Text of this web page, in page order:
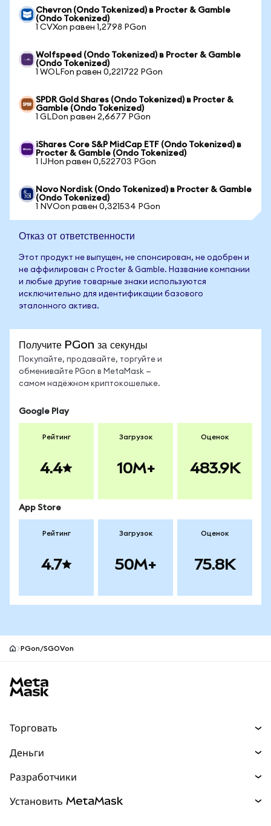
Chevron (Ondo Tokenized) в Procter & Gamble
(Ondo Tokenized)
1 CVXon равен 1,2798 PGon
Wolfspeed (Ondo Tokenized) в Procter & Gamble
(Ondo Tokenized)
1 WOLFon равен 0,221722 PGon
SPDR Gold Shares (Ondo Tokenized) в Procter &
Gamble (Ondo Tokenized)
1 GLDon равен 2,6677 PGon
iShares Core S&P MidCap ETF (Ondo Tokenized) в
Procter & Gamble (Ondo Tokenized)
1 IJHon равен 0,522703 PGon
Novo Nordisk (Ondo Tokenized) в Procter & Gamble
(Ondo Tokenized)
1 NVOon равен 0,321534 PGon
Отказ от ответственности
Этот продукт не выпущен, не спонсирован, не одобрен и
не аффилирован с Procter & Gamble. Название компании
и любые другие товарные знаки используются
исключительно для идентификации базового
эталонного актива.
Получите PGon за секунды
Покупайте, продавайте, торгуйте и
обменивайте PGon в MetaMask —
самом надёжном криптокошельке.
Google Play
Рейтинг
4.4
Загрузок
10M+
Оценок
483.9K
App Store
Рейтинг
4.7
Загрузок
50M+
Оценок
75.8K
PGon/SGOVon
Торговать
Прогнозы
Перпы НОВИНКА
Деньги
mUSD
Разработчики
Установить MetaMask